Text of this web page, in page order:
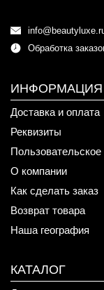
Обработка
ИНФОРМАЦИЯ
Доставка и оплата
Реквизиты
О компании
Как сделать заказ
Возврат товара
Наша география
КАТАЛОГ